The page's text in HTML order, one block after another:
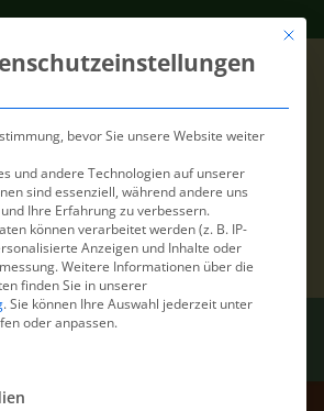
Mit
bevor Sie unsere Website weiter
und andere Technologien auf unserer
sind essenziell, während andere uns
Ihre Erfahrung zu verbessern.
können verarbeitet werden (z. B. IP-
Anzeigen und Inhalte oder
Weitere Informationen über die
finden Sie in unserer
.Sie können Ihre Auswahl jederzeit unter
oder anpassen.
der Service-Gruppen, für die eine